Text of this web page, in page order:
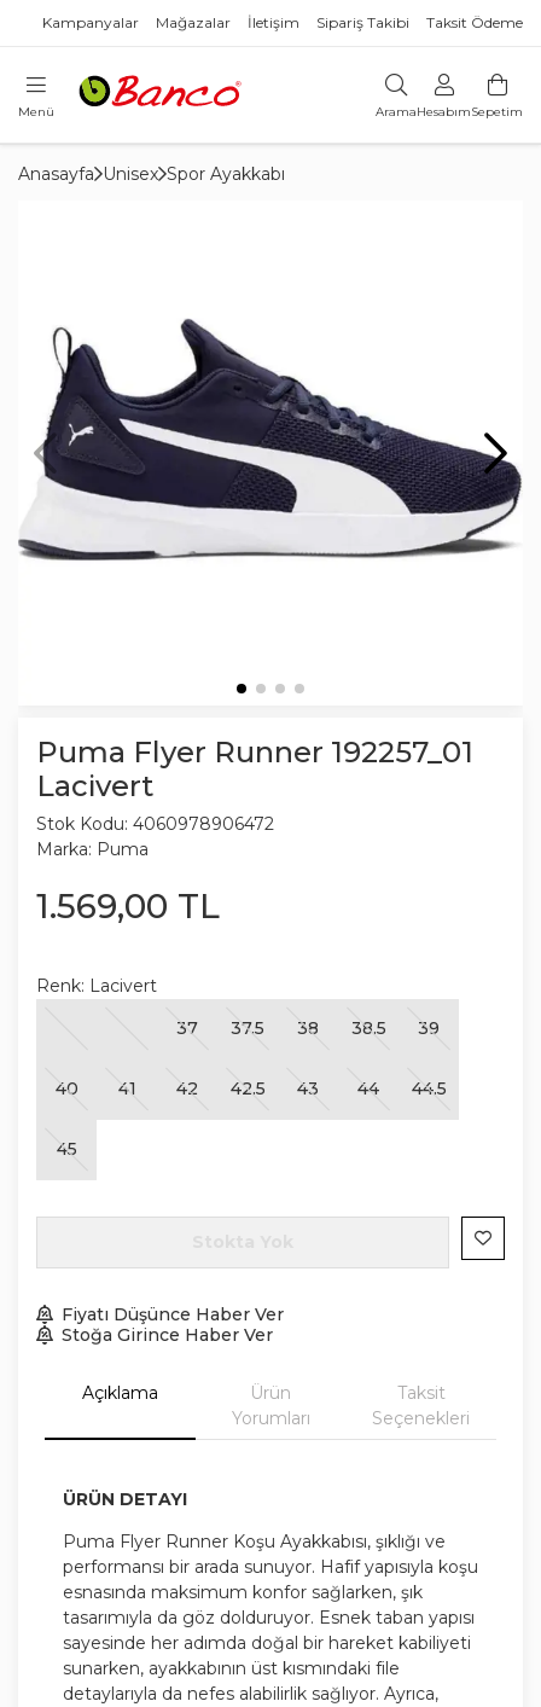
Kampanyalar Mağazalar İletişim Sipariş Takibi Taksit Ödeme
Menü AramaHesabımSepetim
Anasayfa Unisex Spor Ayakkabı
Puma Flyer Runner 192257_01
Lacivert
Stok Kodu: 4060978906472
Marka: Puma
1.569,00 TL
Renk: Lacivert
37
37.5 38 38.5 39
40 41 42 42.5 43 44 44.5
45
Fiyatı Düşünce Haber Ver
Stoğa Girince Haber Ver
Açıklama
Ürün
Yorumları
Taksit
Seçenekleri
ÜRÜN DETAYI
Puma Flyer Runner Koşu Ayakkabısı, şıklığı ve
performansı bir arada sunuyor. Hafif yapısıyla koşu
esnasında maksimum konfor sağlarken, şık
tasarımıyla da göz dolduruyor. Esnek taban yapısı
sayesinde her adımda doğal bir hareket kabiliyeti
sunarken, ayakkabının üst kısmındaki file
detaylarıyla da nefes alabilirlik sağlıyor. Ayrıca,